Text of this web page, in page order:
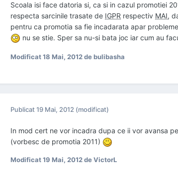
Scoala isi face datoria si, ca si in cazul promotiei
respecta sarcinile trasate de IGPR respectiv MAI,
pentru ca promotia sa fie incadarata apar
nu se stie. Sper sa nu-si bata joc iar cum au
Modificat18 Mai, 2012de bulibasha
Publicat19 Mai, 2012 (modificat)
In mod cert ne vor incadra dupa ce ii vor avansa
(vorbesc de promotia 2011)
Modificat19 Mai, 2012de VictorL